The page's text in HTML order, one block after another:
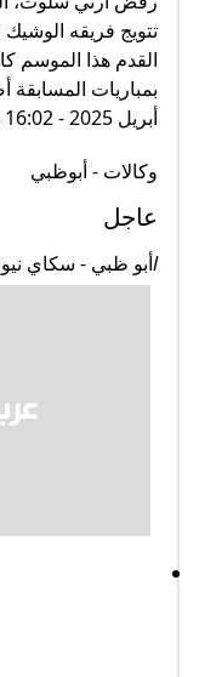
تتويج فريقه
القدم هذا الموسم
بمباريات
أبريل 2025 - 16:02 بتوقيت أبوظبي
وكالات - أبوظبي
عاجل
lأبو ظبي - سكاي